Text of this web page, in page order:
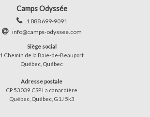
Camps Odyssée
1 888 699-9091
info@camps-odyssee.com
Siège social
1 Chemin de la Baie-de-Beauport
Québec, Québec
Adresse postale
CP 53039 CSP La canardière
Québec, Québec, G1J 5k3